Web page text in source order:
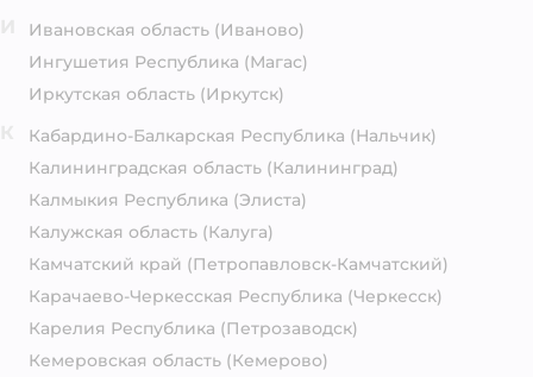
Ивановская область (Иваново)
Ингушетия Республика (Магас)
Иркутская область (Иркутск)
Кабардино-Балкарская Республика (Нальчик)
Калининградская область (Калининград)
Калмыкия Республика (Элиста)
Калужская область (Калуга)
Камчатский край (Петропавловск-Камчатский)
Карачаево-Черкесская Республика (Черкесск)
Карелия Республика (Петрозаводск)
Кемеровская область (Кемерово)